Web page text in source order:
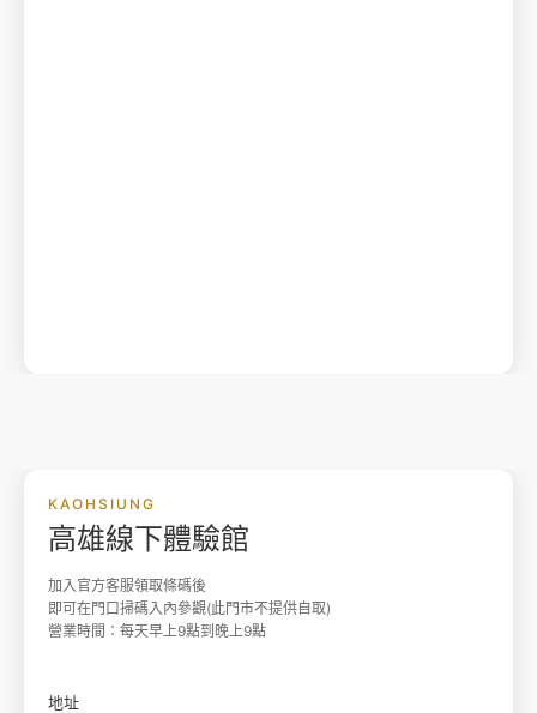
KAOHSIUNG
高雄線下體驗館
加入官方客服領取條碼後
即可在門口掃碼入內參觀(此門市不提供自取)
營業時間：每天早上9點到晚上9點
地址